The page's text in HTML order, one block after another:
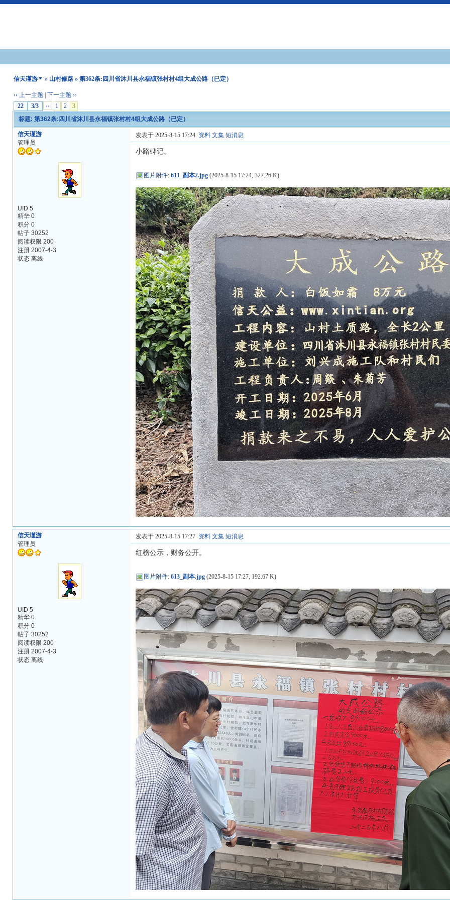
信天谨游 » 山村修路» 第362条:四川省沐川县永福镇张村村4组大成公路（已定）
‹‹ 上一主题
下一主题 ››
22
3/3 ‹‹ 1 2
3
标题: 第362条:四川省沐川县永福镇张村村4组大成公路（已定）
信天谨游
管理员
UID 5
精华 0
积分 0
帖子 30252
阅读权限 200
注册 2007-4-3
状态 离线
发表于 2025-8-15 17:24 资料 文集 短消息
小路碑记。
图片附件: 611_副本2.jpg(2025-8-15 17:24, 327.26 K)
信天谨游
管理员
UID 5
精华 0
积分 0
帖子 30252
阅读权限 200
注册 2007-4-3
状态 离线
发表于 2025-8-15 17:27 资料 文集 短消息
红榜公示，财务公开。
图片附件: 613_副本.jpg(2025-8-15 17:27, 192.67 K)